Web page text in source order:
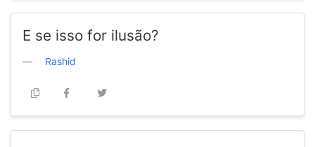
E se isso for ilusão?
Rashid